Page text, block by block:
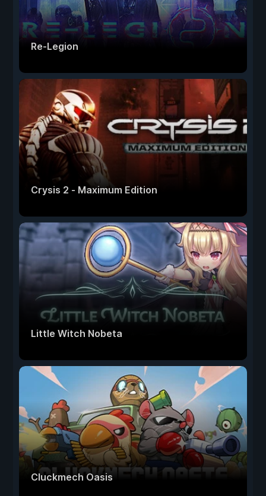
Re-Legion
Crysis 2 - Maximum Edition
Little Witch Nobeta
Cluckmech Oasis